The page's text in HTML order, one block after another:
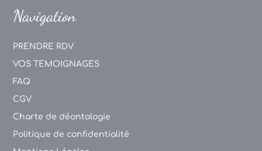
Navigation
PRENDRE RDV
VOS TEMOIGNAGES
FAQ
CGV
Charte de déontologie
Politique de confidentialité